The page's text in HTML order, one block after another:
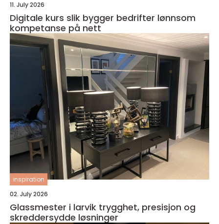
11. July 2026
Digitale kurs slik bygger bedrifter lønnsom
kompetanse på nett
inspiration
02. July 2026
Glassmester i larvik trygghet, presisjon og
skreddersydde løsninger